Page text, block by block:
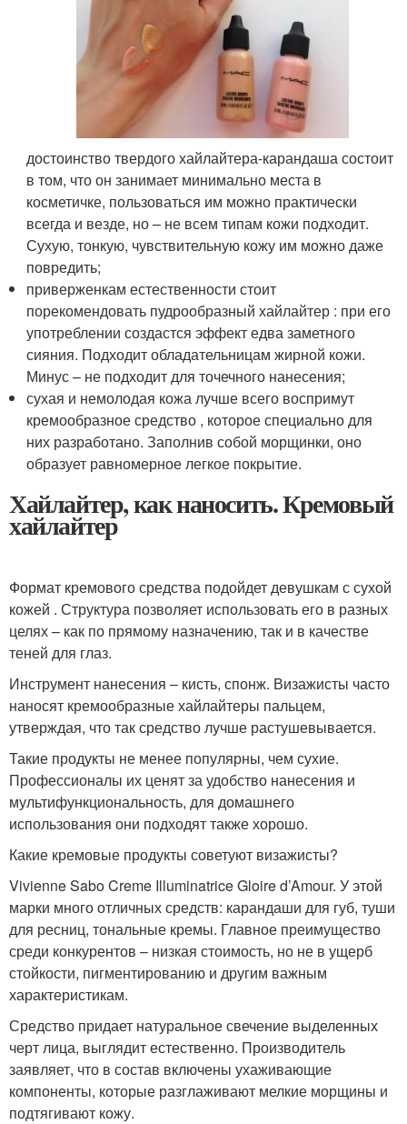
достоинство твердого хайлайтера-карандаша состоит
в том, что он занимает минимально места в
косметичке, пользоваться им можно практически
всегда и везде, но – не всем типам кожи подходит.
Сухую, тонкую, чувствительную кожу им можно даже
повредить;
приверженкам естественности стоит
порекомендовать пудрообразный хайлайтер : при его
употреблении создастся эффект едва заметного
сияния. Подходит обладательницам жирной кожи.
Минус – не подходит для точечного нанесения;
сухая и немолодая кожа лучше всего воспримут
кремообразное средство , которое специально для
них разработано. Заполнив собой морщинки, оно
образует равномерное легкое покрытие.
Хайлайтер, как наносить. Кремовый
хайлайтер
Формат кремового средства подойдет девушкам с сухой
кожей . Структура позволяет использовать его в разных
целях – как по прямому назначению, так и в качестве
теней для глаз.
Инструмент нанесения – кисть, спонж. Визажисты часто
наносят кремообразные хайлайтеры пальцем,
утверждая, что так средство лучше растушевывается.
Такие продукты не менее популярны, чем сухие.
Профессионалы их ценят за удобство нанесения и
мультифункциональность, для домашнего
использования они подходят также хорошо.
Какие кремовые продукты советуют визажисты?
Vivienne Sabo Creme Illuminatrice Gloire d’Amour. У этой
марки много отличных средств: карандаши для губ, туши
для ресниц, тональные кремы. Главное преимущество
среди конкурентов – низкая стоимость, но не в ущерб
стойкости, пигментированию и другим важным
характеристикам.
Средство придает натуральное свечение выделенных
черт лица, выглядит естественно. Производитель
заявляет, что в состав включены ухаживающие
компоненты, которые разглаживают мелкие морщины и
подтягивают кожу.